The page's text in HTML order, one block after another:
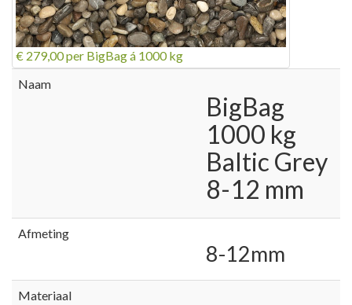
€ 279,00per BigBag á 1000 kg
Naam
BigBag
1000 kg
Baltic Grey
8-12 mm
Afmeting
8-12mm
Materiaal